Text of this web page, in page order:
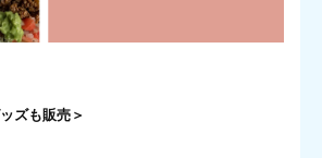
ズも販売＞